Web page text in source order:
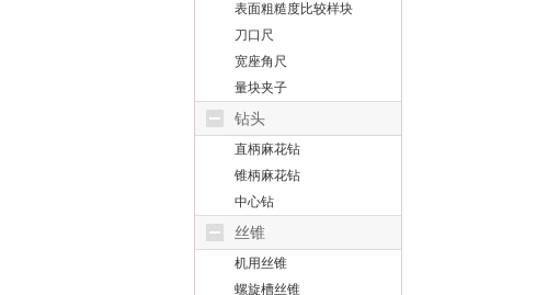
表面粗糙度比较样块
刀口尺
宽座角尺
量块夹子
钻头
直柄麻花钻
锥柄麻花钻
中心钻
丝锥
机用丝锥
螺旋槽丝锥